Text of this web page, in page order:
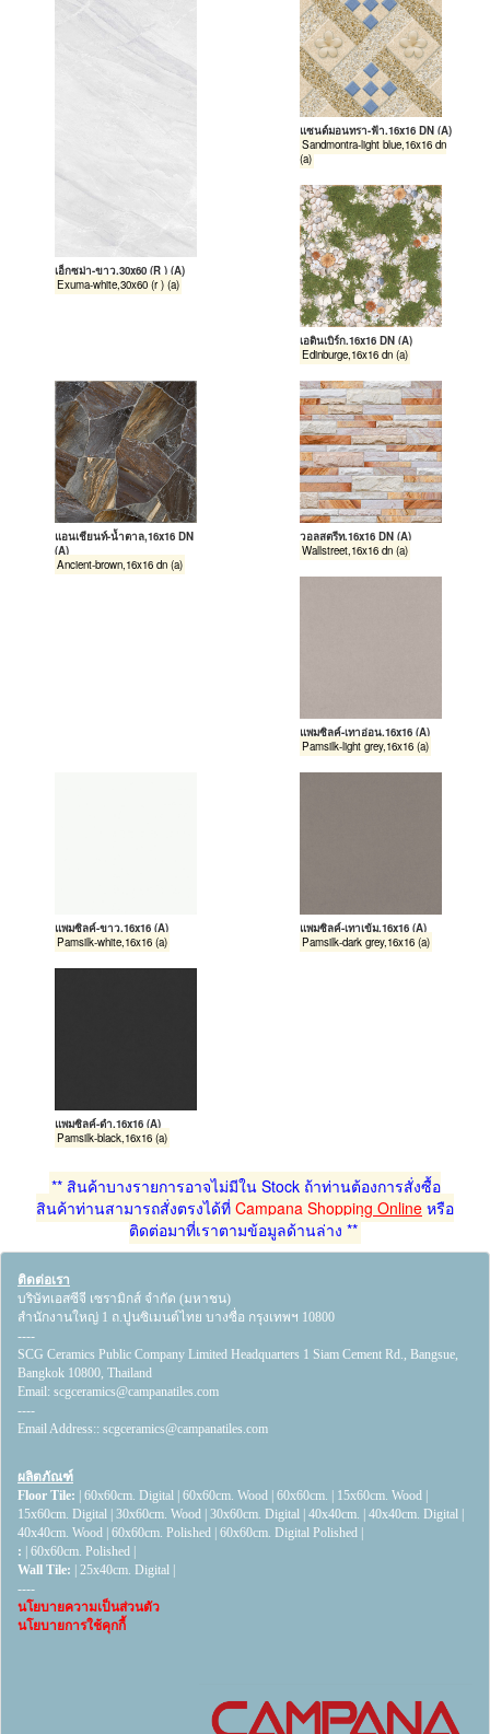
เอ็กซูม่า-ขาว,30x60 (R ) (A)
Exuma-white,30x60 (r ) (a)
แซนด์มอนทรา-ฟ้า,16x16 DN (A)
Sandmontra-light blue,16x16 dn
(a)
เอดินเบิร์ก,16x16 DN (A)
Edinburge,16x16 dn (a)
แอนเชียนท์-น้ำตาล,16x16 DN
(A)
Ancient-brown,16x16 dn (a)
วอลสตรีท,16x16 DN (A)
Wallstreet,16x16 dn (a)
แพมซิลค์-เทาอ่อน,16x16 (A)
Pamsilk-light grey,16x16 (a)
แพมซิลค์-ขาว,16x16 (A)
Pamsilk-white,16x16 (a)
แพมซิลค์-เทาเข้ม,16x16 (A)
Pamsilk-dark grey,16x16 (a)
แพมซิลค์-ดำ,16x16 (A)
Pamsilk-black,16x16 (a)
** สินค้าบางรายการอาจไม่มีใน Stock ถ้าท่านต้องการสั่งซื้อ
สินค้าท่านสามารถสั่งตรงได้ที่ Campana Shopping Online หรือ
ติดต่อมาที่เราตามข้อมูลด้านล่าง **
ติดต่อเรา
บริษัทเอสซีจี เซรามิกส์ จำกัด (มหาชน)
สำนักงานใหญ่ 1 ถ.ปูนซิเมนต์ไทย บางซื่อ กรุงเทพฯ 10800
----
SCG Ceramics Public Company Limited Headquarters 1 Siam Cement Rd., Bangsue,
Bangkok 10800, Thailand
Email: scgceramics@campanatiles.com
----
Email Address:: scgceramics@campanatiles.com
ผลิตภัณฑ์
Floor Tile:
60x60cm. Digital 60x60cm. Wood 60x60cm. 15x60cm. Wood
15x60cm. Digital 30x60cm. Wood 30x60cm. Digital 40x40cm. 40x40cm. Digital
40x40cm. Wood 60x60cm. Polished 60x60cm. Digital Polished
:
60x60cm. Polished
Wall Tile:
25x40cm. Digital
----
นโยบายความเป็นส่วนตัว
นโยบายการใช้คุกกี้